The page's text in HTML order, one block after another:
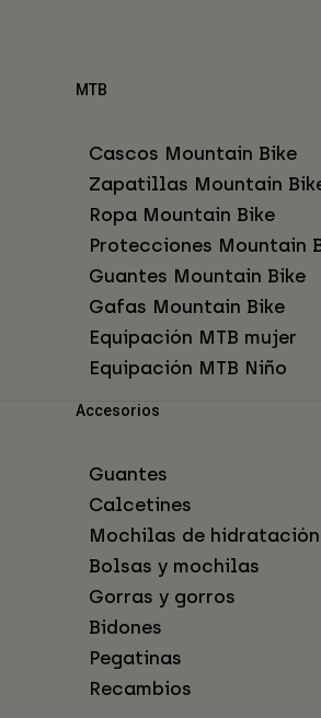
MTB
Cascos Mountain Bike
Zapatillas Mountain
Ropa Mountain Bike
Protecciones Mountain
Guantes Mountain Bike
Gafas Mountain Bike
Equipación MTB mujer
Equipación MTB Niño
Accesorios
Guantes
Calcetines
Mochilas de hidratación
Bolsas y mochilas
Gorras y gorros
Bidones
Pegatinas
Recambios